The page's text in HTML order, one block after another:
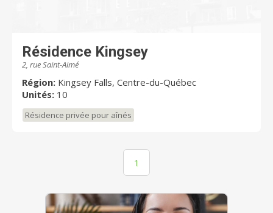
Résidence Kingsey
2, rue Saint-Aimé
Région: Kingsey Falls, Centre-du-Québec
Unités: 10
Résidence privée pour aînés
1